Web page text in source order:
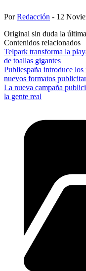
PorRedacción - 12
Original sin duda la
Contenidos relacionados
Telpark transforma la
de toallas gigantes
Publiespaña introduce
nuevos formatos
La nueva campaña
la gente real